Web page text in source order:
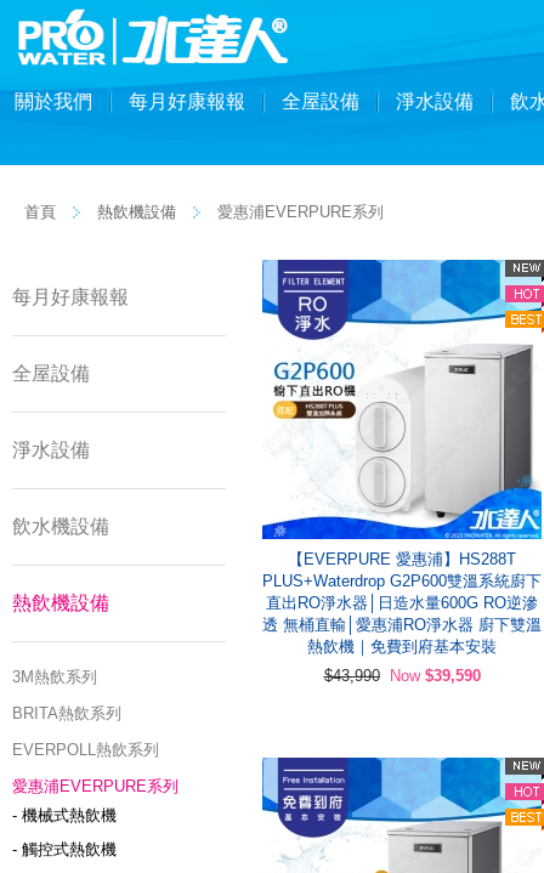
關於我們 每月好康報報 全屋設備 淨水設備 飲
首頁 熱飲機設備 愛惠浦EVERPURE系列
每月好康報報
全屋設備
淨水設備
飲水機設備
熱飲機設備
3M熱飲系列
BRITA熱飲系列
EVERPOLL熱飲系列
愛惠浦EVERPURE系列
- 機械式熱飲機
- 觸控式熱飲機
【EVERPURE 愛惠浦】HS288T
PLUS+Waterdrop G2P600雙溫系統廚下
直出RO淨水器│日造水量600G RO逆滲
透 無桶直輸│愛惠浦RO淨水器 廚下雙溫
熱飲機｜免費到府基本安裝
$43,990
Now $39,590